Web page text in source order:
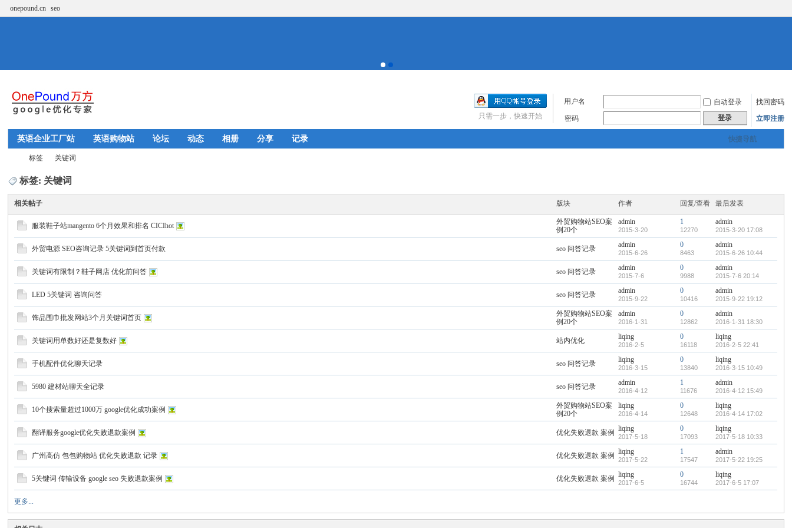
onepound.cn seo
用户名 自动登录
找回密码
密码
登录 立即注册
只需一步，快速开始
快捷导航
英语企业工厂站 英语购物站 论坛 动态 相册 分享 记录
w.
›
标签 关键词
标签: 关键词
相关帖子 版块 作者 回复/查看 最后发表
服装鞋子站mangento 6个月效果和排名 CICIhot
外贸购物站SEO案
例20个
admin
2015-3-20
1
12270
admin
2015-3-20 17:08
外贸电源 SEO咨询记录 5关键词到首页付款 seo 问答记录 admin
2015-6-26
0
8463
admin
2015-6-26 10:44
关键词有限制？鞋子网店 优化前问答 seo 问答记录 admin
2015-7-6
0
9988
admin
2015-7-6 20:14
LED 5关键词 咨询问答 seo 问答记录 admin
2015-9-22
0
10416
admin
2015-9-22 19:12
饰品围巾批发网站3个月关键词首页
外贸购物站SEO案
例20个
admin
2016-1-31
0
12862
admin
2016-1-31 18:30
关键词用单数好还是复数好 站内优化 liqing
2016-2-5
0
16118
liqing
2016-2-5 22:41
手机配件优化聊天记录 seo 问答记录 liqing
2016-3-15
0
13840
liqing
2016-3-15 10:49
5980 建材站聊天全记录 seo 问答记录 admin
2016-4-12
1
11676
admin
2016-4-12 15:49
10个搜索量超过1000万 google优化成功案例
外贸购物站SEO案
例20个
liqing
2016-4-14
0
12648
liqing
2016-4-14 17:02
翻译服务google优化失败退款案例 优化失败退款 案例 liqing
2017-5-18
0
17093
liqing
2017-5-18 10:33
广州高仿 包包购物站 优化失败退款 记录 优化失败退款 案例 liqing
2017-5-22
1
17547
admin
2017-5-22 19:25
5关键词 传输设备 google seo 失败退款案例 优化失败退款 案例 liqing
2017-6-5
0
16744
liqing
2017-6-5 17:07
更多...